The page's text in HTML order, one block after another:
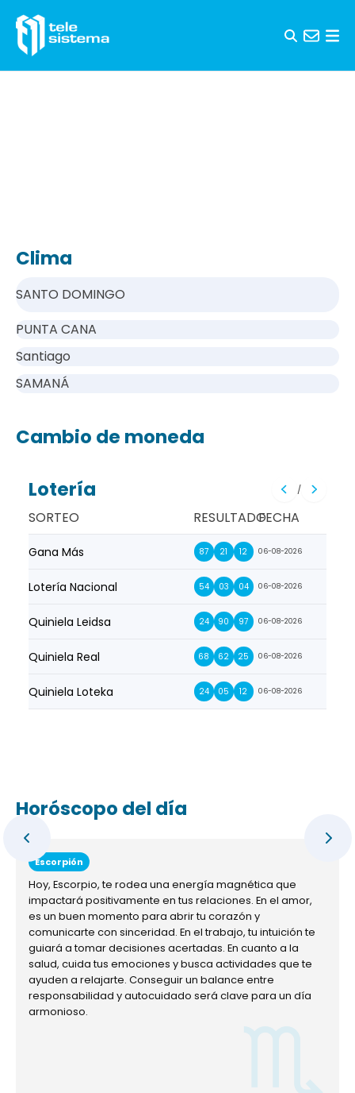
Clima
SANTO DOMINGO
PUNTA CANA
Santiago
SAMANÁ
Cambio de moneda
Lotería /
SORTEO RESULTADOFECHA
Gana Más 87 21 12 06-08-2026
Lotería Nacional 54 03 04 06-08-2026
Quiniela Leidsa 24 90 97 06-08-2026
Quiniela Real 68 62 25 06-08-2026
Quiniela Loteka 24 05 12 06-08-2026
Horóscopo del día
Escorpión
Hoy, Escorpio, te rodea una energía magnética que
impactará positivamente en tus relaciones. En el amor,
es un buen momento para abrir tu corazón y
comunicarte con sinceridad. En el trabajo, tu intuición te
guiará a tomar decisiones acertadas. En cuanto a la
salud, cuida tus emociones y busca actividades que te
ayuden a relajarte. Conseguir un balance entre
responsabilidad y autocuidado será clave para un día
armonioso.